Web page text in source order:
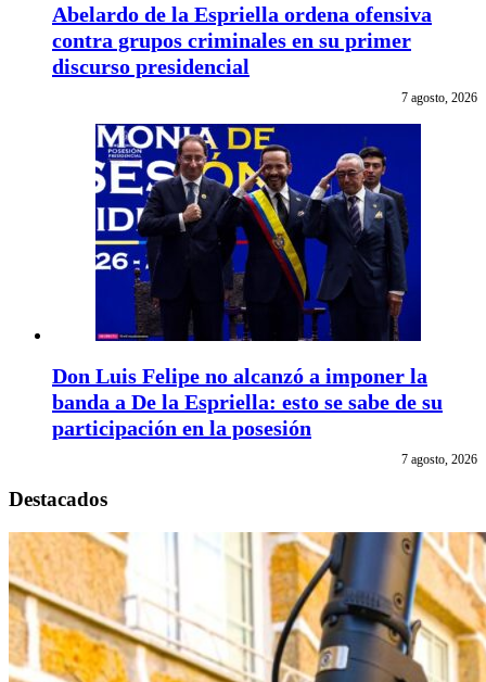
Abelardo de la Espriella ordena ofensiva
contra grupos criminales en su primer
discurso presidencial
7 agosto, 2026
Don Luis Felipe no alcanzó a imponer la
banda a De la Espriella: esto se sabe de su
participación en la posesión
7 agosto, 2026
Destacados